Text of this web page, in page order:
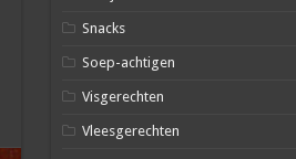
Snacks
Soep-achtigen
Visgerechten
Vleesgerechten